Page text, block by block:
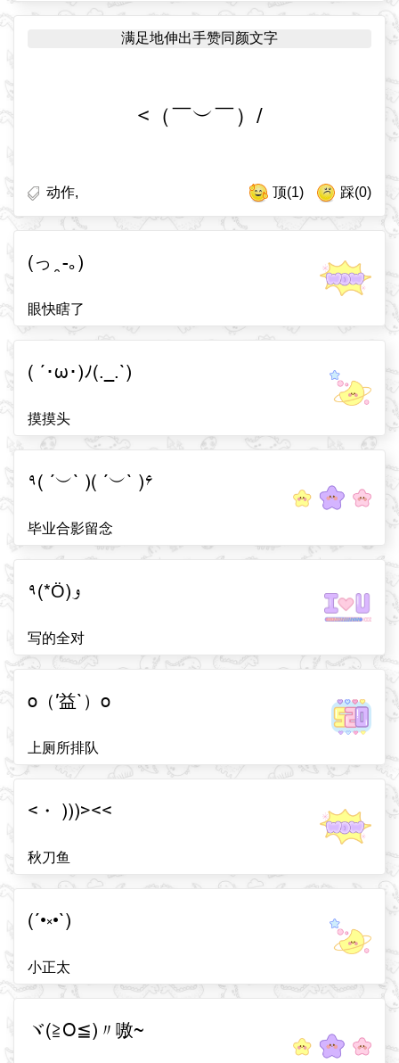
满足地伸出手赞同颜文字
<（￣︶￣）/
动作, 顶(1) 踩(0)
(っ ̯ -｡)
眼快瞎了
( ´･ω･)ﾉ(._.`)
摸摸头
٩( ´︶` )( ´︶` )۶
毕业合影留念
٩(*Ӧ)و
写的全对
o（′益`）o
上厕所排队
<・ )))><<
秋刀鱼
(´•༝•`)
小正太
ヾ(≧O≦)〃嗷~